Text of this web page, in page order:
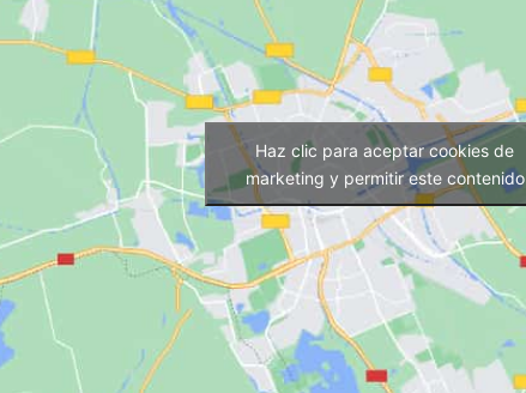
Haz clic para aceptar cookies de
marketing y permitir este contenido